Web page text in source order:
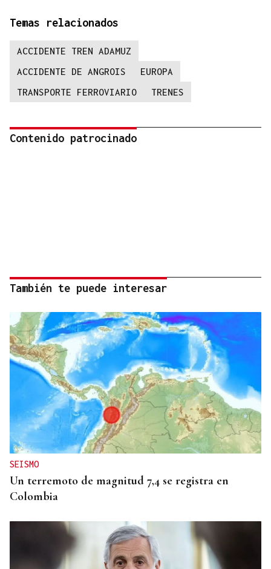
Temas relacionados
ACCIDENTE TREN ADAMUZ
ACCIDENTE DE ANGROIS
EUROPA
TRANSPORTE FERROVIARIO
TRENES
Contenido patrocinado
También te puede interesar
SEISMO
Un terremoto de magnitud 7,4 se registra en
Colombia